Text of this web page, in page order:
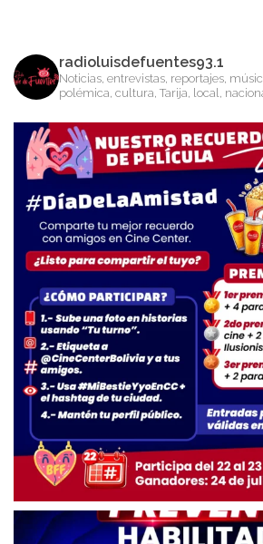
radioluisdefuentes93.1
Noticias, entrevistas, reportajes,
polémica, cultura, Tarija, local,